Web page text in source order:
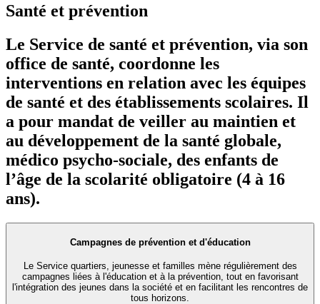
Santé et prévention
Le Service de santé et prévention, via son
office de santé, coordonne les
interventions en relation avec les équipes
de santé et des établissements scolaires. Il
a pour mandat de veiller au maintien et
au développement de la santé globale,
médico psycho-sociale, des enfants de
l’âge de la scolarité obligatoire (4 à 16
ans).
Campagnes de prévention et d'éducation
Le Service quartiers, jeunesse et familles mène régulièrement des
campagnes liées à l'éducation et à la prévention, tout en favorisant
l'intégration des jeunes dans la société et en facilitant les rencontres de
tous horizons.